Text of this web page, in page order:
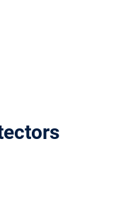
泄漏检测仪
们